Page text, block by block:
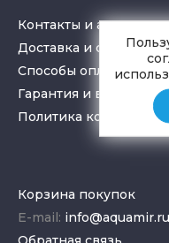
Контакты и адрес
Доставка и самовывоз
Способы оплаты
Гарантия и возврат
Политика
Корзина покупок
E-mail: info@aquamir.ru